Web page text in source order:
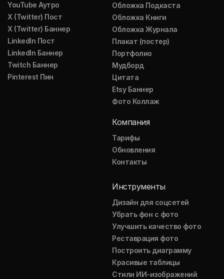
YouTube Аутро
X (Twitter) Пост
X (Twitter) Баннер
LinkedIn Пост
LinkedIn Баннер
Twitch Баннер
Pinterest Пин
Обложка Подкаста
Обложка Книги
Обложка Журнала
Плакат (постер)
Портфолио
Мудборд
Цитата
Etsy Баннер
Фото Коллаж
Компания
Тарифы
Обновления
Контакты
Инструменты
Дизайн для соцсетей
Убрать фон с фото
Улучшить качество фото
Реставрация фото
Построить диаграмму
Красивые таблицы
Стили ИИ-изображений